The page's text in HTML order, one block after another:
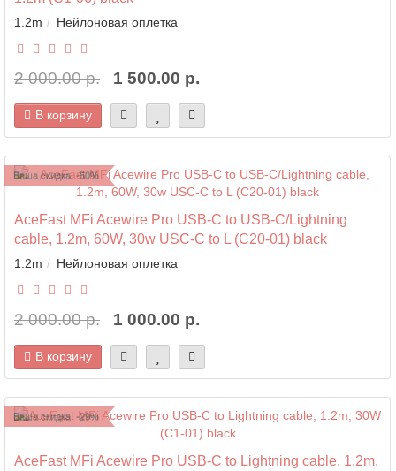
1.2m Нейлоновая оплетка
2 000.00 р. 1 500.00 р.
В корзину
Ваша скидка: -50%
AceFast MFi Acewire Pro USB-C to USB-C/Lightning
cable, 1.2m, 60W, 30w USC-C to L (C20-01) black
1.2m Нейлоновая оплетка
2 000.00 р. 1 000.00 р.
В корзину
Ваша скидка: -29%
AceFast MFi Acewire Pro USB-C to Lightning cable, 1.2m,